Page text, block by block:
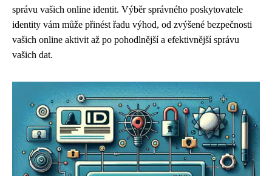
správu vašich online identit. Výběr správného poskytovatele
identity vám může přinést řadu výhod, od zvýšené bezpečnosti
vašich online aktivit až po pohodlnější a efektivnější správu
vašich dat.